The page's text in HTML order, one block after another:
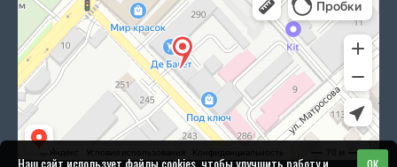
Наш сайт использует файлы cookies, чтобы улучшить работу и